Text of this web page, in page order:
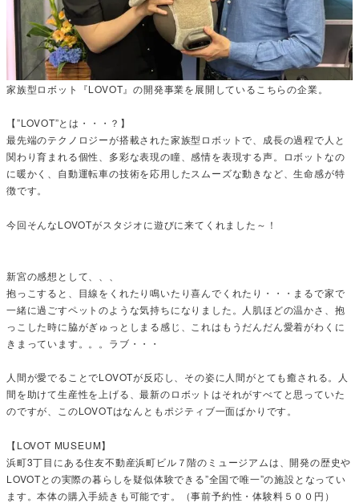
家族型ロボット『LOVOT』の開発事業を展開しているこちらの企業。
【”LOVOT”とは・・・？】
最先端のテクノロジーが搭載された家族型ロボットで、成長の過程で人と
関わり育まれる個性、多彩な表現の瞳、感情を表現する声。ロボットなの
に暖かく、自動運転車の技術を応用したスムーズな動きなど、生命感が特
徴です。
今回そんなLOVOTがスタジオに遊びに来てくれました～！
新宮の感想として、、、
抱っこすると、目線をくれたり鳴いたり喜んでくれたり・・・まるで家で
一緒に過ごすペットのような気持ちになりました。人肌ほどの温かさ、抱
っこした時に脇がぎゅっとしまる感じ、これはもうだんだん愛着がわくに
きまっています。。。ラブ・・・
人間が愛でることでLOVOTが反応し、その姿に人間がとても癒される。人
間を助けて生産性を上げる、最新のロボットはそれがすべてと思っていた
のですが、このLOVOTはなんともポジティブ一面ばかりです。
【LOVOT MUSEUM】
浜町3丁目にある住友不動産浜町ビル７階のミュージアムは、開発の歴史や
LOVOTとの実際の暮らしを疑似体験できる”全国で唯一”の施設となってい
ます。本体の購入手続きも可能です。（事前予約性・体験料５００円）